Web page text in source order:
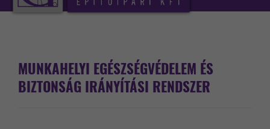
MUNKAHELYI EGÉSZSÉGVÉDELEM ÉS
BIZTONSÁG IRÁNYÍTÁSI RENDSZER